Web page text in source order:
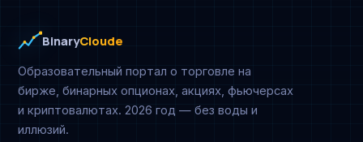
BinaryCloude
Образовательный портал о торговле на
бирже, бинарных опционах, акциях, фьючерсах
и криптовалютах. 2026 год — без воды и
иллюзий.